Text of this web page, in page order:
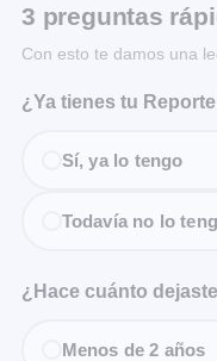
3 preguntas
Con esto te damos una
¿Ya tienes tu
Sí, ya lo tengo
Todavía no lo
¿Hace cuánto
Menos de 2 años